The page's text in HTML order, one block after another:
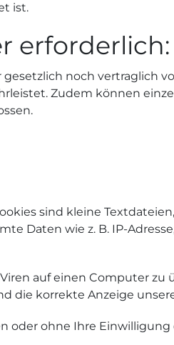
ist.
erforderlich:
noch vertraglich
Zudem können
sind kleine
Daten wie z. B. IP-
auf einen Computer zu
die korrekte Anzeige
oder ohne Ihre